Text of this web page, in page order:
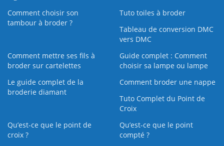
Comment choisir son
tambour à broder ?
Tuto toiles à broder
Tableau de conversion DMC
vers DMC
Comment mettre ses fils à
broder sur cartelettes
Guide complet : Comment
choisir sa lampe ou lampe
Le guide complet de la
broderie diamant
Comment broder une nappe
Tuto Complet du Point de
Croix
Qu’est-ce que le point de
croix ?
Qu’est-ce que le point
compté ?